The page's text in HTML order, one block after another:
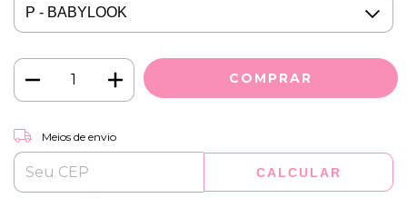
Entregas para o CEP:
Meios de envio
CALCULAR